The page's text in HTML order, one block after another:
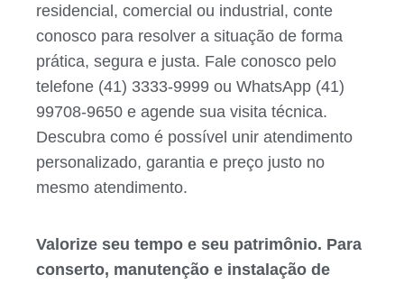
residencial, comercial ou industrial, conte
conosco para resolver a situação de forma
prática, segura e justa. Fale conosco pelo
telefone (41) 3333-9999 ou WhatsApp (41)
99708-9650 e agende sua visita técnica.
Descubra como é possível unir atendimento
personalizado, garantia e preço justo no
mesmo atendimento.
Valorize seu tempo e seu patrimônio. Para
conserto, manutenção e instalação de